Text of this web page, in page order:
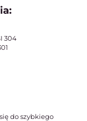
304
do szybkiego